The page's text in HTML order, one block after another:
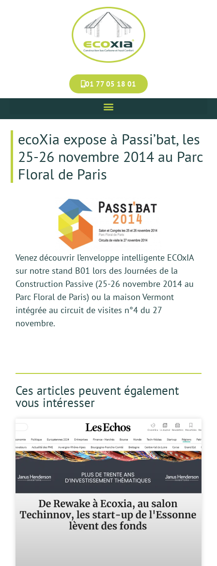
01 77 05 18 01
ecoXia expose à Passi’bat, les
25-26 novembre 2014 au Parc
Floral de Paris
Venez découvrir l’enveloppe intelligente ECOxIA
sur notre stand B01 lors des Journées de la
Construction Passive (25-26 novembre 2014 au
Parc Floral de Paris) ou la maison Vermont
intégrée au circuit de visites n°4 du 27
novembre.
Ces articles peuvent également
vous intéresser
Panneau de gestion des cookies